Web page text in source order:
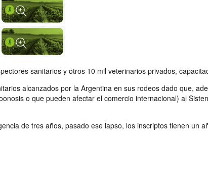
sanitarios y otros 10 mil veterinarios privados,
alcanzados por la Argentina en sus rodeos dado que,
o que pueden afectar el comercio internacional) al
de tres años, pasado ese lapso, los inscriptos tienen